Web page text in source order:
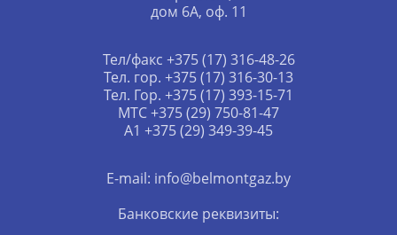
дом 6А, оф. 11
Тел/факс +375 (17) 316-48-26
Тел. гор. +375 (17) 316-30-13
Тел. Гор. +375 (17) 393-15-71
МТС +375 (29) 750-81-47
А1 +375 (29) 349-39-45
E-mail: info@belmontgaz.by
Банковские реквизиты: